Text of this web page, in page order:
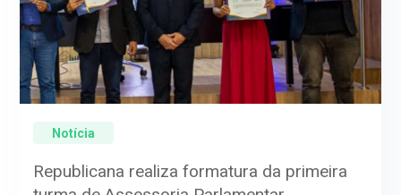
Notícia
Republicana realiza formatura da primeira